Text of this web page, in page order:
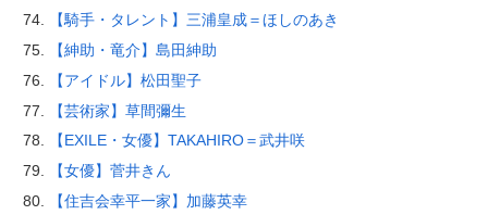
【騎手・タレント】三浦皇成＝ほしのあき
【紳助・竜介】島田紳助
【アイドル】松田聖子
【芸術家】草間彌生
【EXILE・女優】TAKAHIRO＝武井咲
【女優】菅井きん
【住吉会幸平一家】加藤英幸